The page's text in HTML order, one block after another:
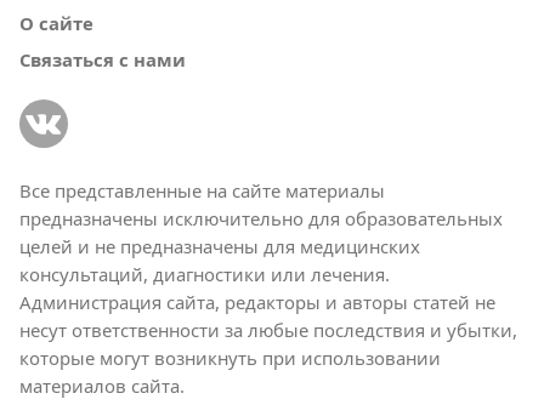
О сайте
Связаться с нами
Все представленные на сайте материалы
предназначены исключительно для образовательных
целей и не предназначены для медицинских
консультаций, диагностики или лечения.
Администрация сайта, редакторы и авторы статей не
несут ответственности за любые последствия и убытки,
которые могут возникнуть при использовании
материалов сайта.